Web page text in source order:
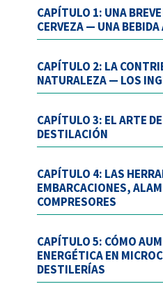
CAPÍTULO 1: UNA
CERVEZA — UNA
CAPÍTULO 2: LA
NATURALEZA — LOS
CAPÍTULO 3: EL ARTE
DESTILACIÓN
CAPÍTULO 4: LAS
EMBARCACIONES,
COMPRESORES
CAPÍTULO 5: CÓMO
ENERGÉTICA EN
DESTILERÍAS